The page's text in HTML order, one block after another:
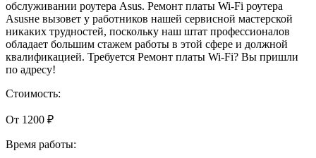
обслуживании роутера Asus. Ремонт платы Wi-Fi роутера
Asusне вызовет у работников нашей сервисной мастерской
никаких трудностей, поскольку наш штат профессионалов
обладает большим стажем работы в этой сфере и должной
квалификацией. Требуется Ремонт платы Wi-Fi? Вы пришли
по адресу!
Стоимость:
От 1200 ₽
Время работы: